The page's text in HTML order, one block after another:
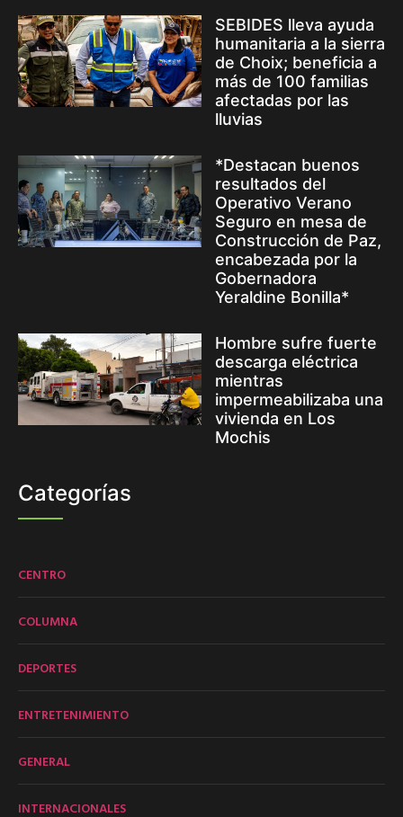
SEBIDES lleva ayuda
humanitaria a la sierra
de Choix; beneficia a
más de 100 familias
afectadas por las
lluvias
*Destacan buenos
resultados del
Operativo Verano
Seguro en mesa de
Construcción de Paz,
encabezada por la
Gobernadora
Yeraldine Bonilla*
Hombre sufre fuerte
descarga eléctrica
mientras
impermeabilizaba una
vivienda en Los
Mochis
Categorías
CENTRO
COLUMNA
DEPORTES
ENTRETENIMIENTO
GENERAL
INTERNACIONALES